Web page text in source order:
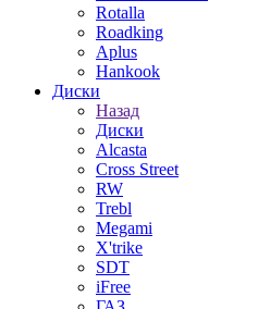
Rotalla
Roadking
Aplus
Hankook
Диски
Назад
Диски
Alcasta
Cross Street
RW
Trebl
Megami
X'trike
SDT
iFree